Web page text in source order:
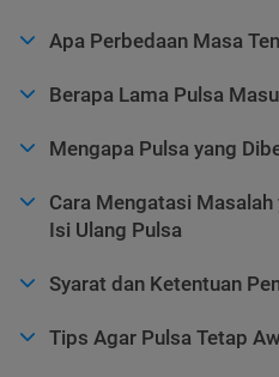
Apa Perbedaan Masa
Berapa Lama Pulsa
Mengapa Pulsa yang
Cara Mengatasi
Isi Ulang Pulsa
Syarat dan Ketentuan
Tips Agar Pulsa Tetap